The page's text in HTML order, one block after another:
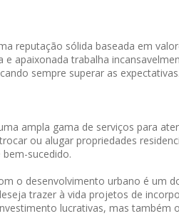
reputação sólida baseada em
e apaixonada trabalha
sempre superar as expectativas.
ampla gama de serviços para
ou alugar propriedades
sucedido.
o desenvolvimento urbano é um
trazer à vida projetos de
lucrativas, mas